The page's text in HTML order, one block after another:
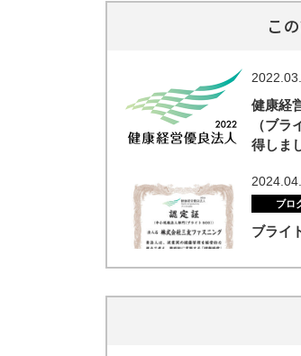
こ
健康経
（ブ
得しま
ブロ
ブライ